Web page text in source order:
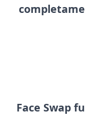
Face Swap